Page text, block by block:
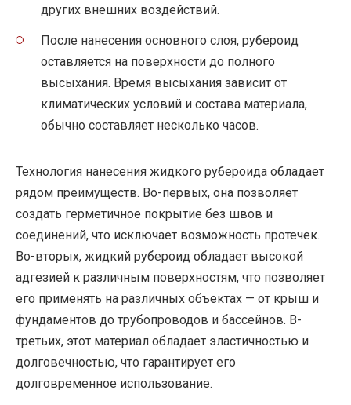
других внешних воздействий.
После нанесения основного слоя, рубероид
оставляется на поверхности до полного
высыхания. Время высыхания зависит от
климатических условий и состава материала,
обычно составляет несколько часов.
Технология нанесения жидкого рубероида обладает
рядом преимуществ. Во-первых, она позволяет
создать герметичное покрытие без швов и
соединений, что исключает возможность протечек.
Во-вторых, жидкий рубероид обладает высокой
адгезией к различным поверхностям, что позволяет
его применять на различных объектах — от крыш и
фундаментов до трубопроводов и бассейнов. В-
третьих, этот материал обладает эластичностью и
долговечностью, что гарантирует его
долговременное использование.